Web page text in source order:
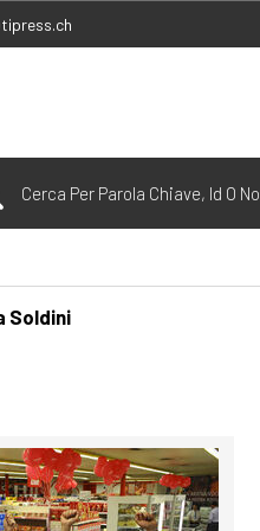
Soldini